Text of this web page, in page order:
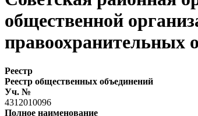
общественной
правоохранительных
Реестр
Реестр общественных объединений
Уч. №
4312010096
Полное наименование